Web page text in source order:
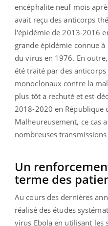
encéphalite neuf mois
avait reçu des anticorps
l'épidémie de 2013-2016
grande épidémie connue
du virus en 1976. En
été traité par des
monoclonaux contre la
plus tôt a rechuté et est
2018-2020 en République
Malheureusement, ce cas
nombreuses
Un
terme des
Au cours des dernières
réalisé des études
virus Ebola en utilisant les